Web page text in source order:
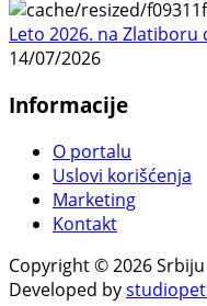
Leto 2026. na
14/07/2026
Informacije
O portalu
Uslovi korišćenja
Marketing
Kontakt
Copyright © 2026
Developed by